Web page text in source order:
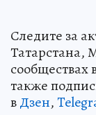
Следите за
Татарстана,
сообществах
также
вДзен,